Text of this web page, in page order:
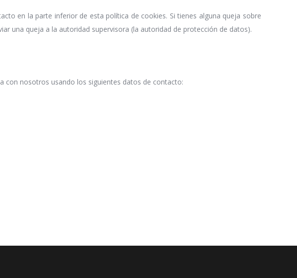
en la parte inferior de esta política de cookies. Si tienes alguna queja sobre
una queja a la autoridad supervisora (la autoridad de protección de datos).
con nosotros usando los siguientes datos de contacto: